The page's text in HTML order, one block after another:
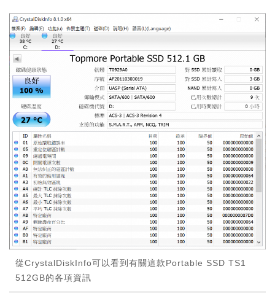
從CrystalDiskInfo可以看到有關這款Portable SSD TS1
512GB的各項資訊